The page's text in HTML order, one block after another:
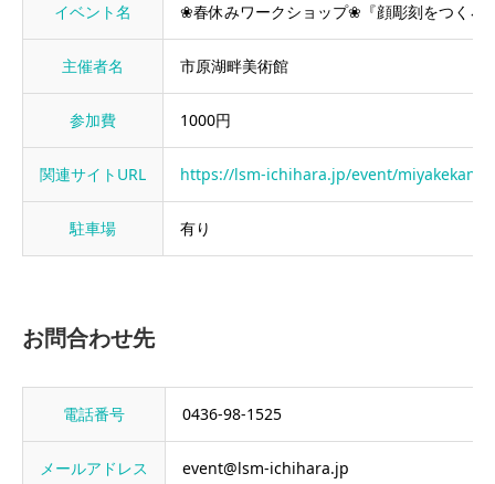
イベント名 ❀春休みワークショップ❀『顔彫刻をつくろ
主催者名 市原湖畔美術館
参加費 1000円
関連サイトURL https://lsm-ichihara.jp/event/miyakekan/
駐車場 有り
お問合わせ先
電話番号 0436-98-1525
メールアドレス event@lsm-ichihara.jp